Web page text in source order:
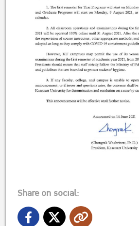
Share on social: